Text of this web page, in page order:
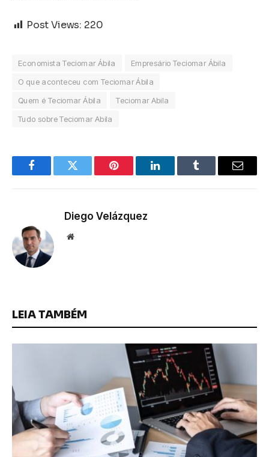
Post Views: 220
Economista Teciomar Ábila
Empresário Teciomar Ábila
O que aconteceu com Teciomar Ábila
Quem é Teciomar Ábila
Teciomar Abila
Tudo sobre Teciomar Abila
FacebookTwitter Pinterest LinkedInTumblr Email
Diego Velázquez
Website
LEIA TAMBÉM